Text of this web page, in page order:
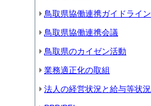
鳥取県協働連携ガイドライン
鳥取県協働連携会議
鳥取県のカイゼン活動
業務適正化の取組
法人の経営状況と給与等状況